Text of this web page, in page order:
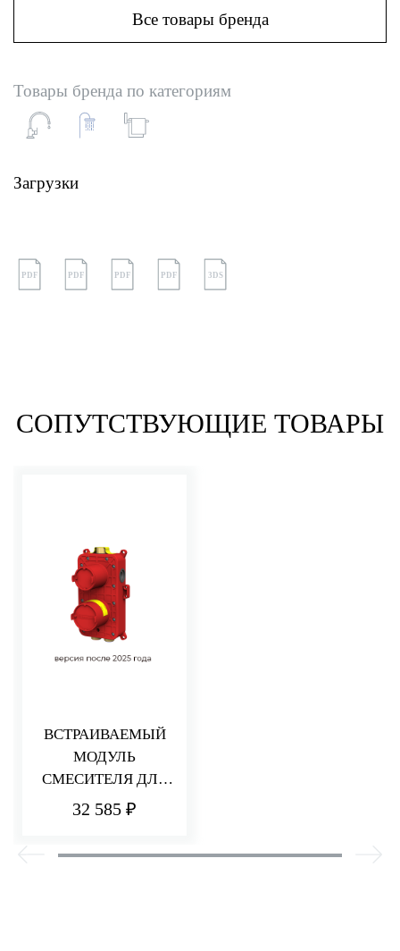
Все товары бренда
Товары бренда по категориям
Загрузки
PDF PDF PDF PDF 3DS
СОПУТСТВУЮЩИЕ ТОВАРЫ
ВСТРАИВАЕМЫЙ
МОДУЛЬ
СМЕСИТЕЛЯ ДЛЯ
ДУША НА 2/3
32 585 ₽